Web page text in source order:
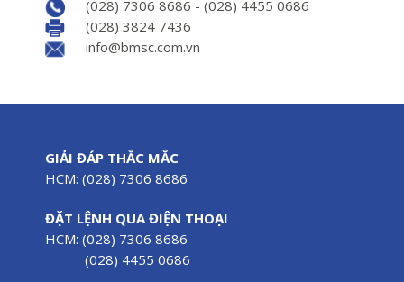
(028) 7306 8686 - (028) 4455 0686
(028) 3824 7436
info@bmsc.com.vn
GIẢI ĐÁP THẮC MẮC
HCM: (028) 7306 8686
ĐẶT LỆNH QUA ĐIỆN THOẠI
HCM: (028) 7306 8686
(028) 4455 0686